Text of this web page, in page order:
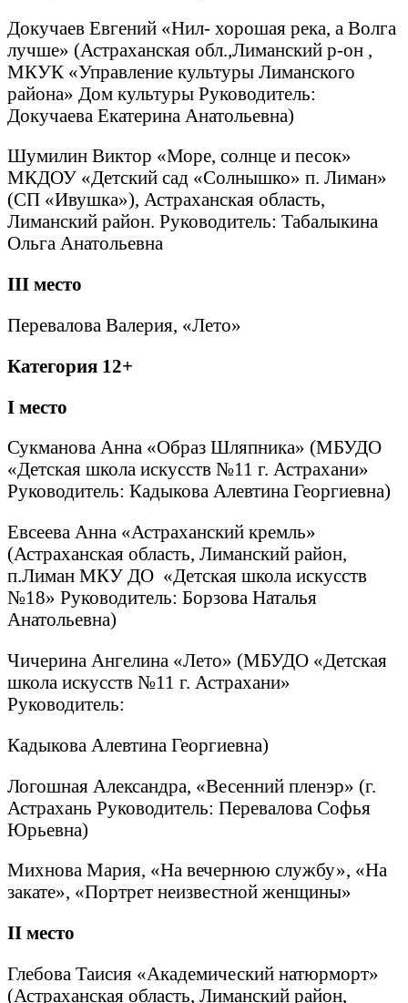
Докучаев Евгений «Нил- хорошая река, а Волга
лучше» (Астраханская обл.,Лиманский р-он ,
МКУК «Управление культуры Лиманского
района» Дом культуры Руководитель:
Докучаева Екатерина Анатольевна)
Шумилин Виктор «Море, солнце и песок»
МКДОУ «Детский сад «Солнышко» п. Лиман»
(СП «Ивушка»), Астраханская область,
Лиманский район. Руководитель: Табалыкина
Ольга Анатольевна
III место
Перевалова Валерия, «Лето»
Категория 12+
I место
Сукманова Анна «Образ Шляпника» (МБУДО
«Детская школа искусств №11 г. Астрахани»
Руководитель: Кадыкова Алевтина Георгиевна)
Евсеева Анна «Астраханский кремль»
(Астраханская область, Лиманский район,
п.Лиман МКУ ДО «Детская школа искусств
№18» Руководитель: Борзова Наталья
Анатольевна)
Чичерина Ангелина «Лето» (МБУДО «Детская
школа искусств №11 г. Астрахани»
Руководитель:
Кадыкова Алевтина Георгиевна)
Логошная Александра, «Весенний пленэр» (г.
Астрахань Руководитель: Перевалова Софья
Юрьевна)
Михнова Мария, «На вечернюю службу», «На
закате», «Портрет неизвестной женщины»
II место
Глебова Таисия «Академический натюрморт»
(Астраханская область, Лиманский район,